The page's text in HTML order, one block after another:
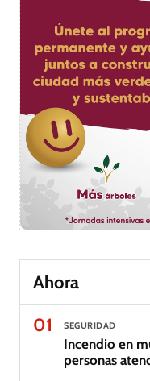
Ahora
01
SEGURIDAD
Incendio en
personas